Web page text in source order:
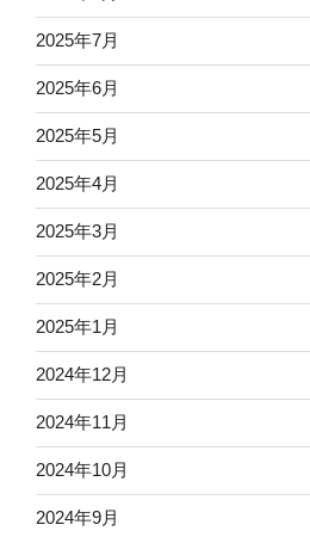
2025年7月
2025年6月
2025年5月
2025年4月
2025年3月
2025年2月
2025年1月
2024年12月
2024年11月
2024年10月
2024年9月